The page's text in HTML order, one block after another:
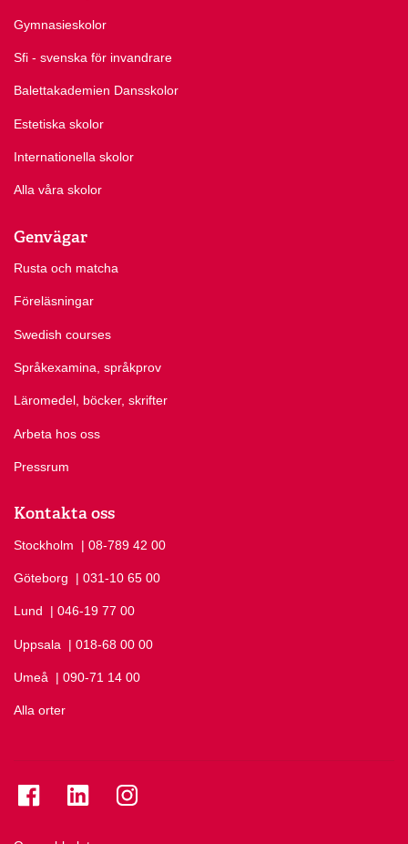
Gymnasieskolor
Sfi - svenska för invandrare
Balettakademien Dansskolor
Estetiska skolor
Internationella skolor
Alla våra skolor
Genvägar
Rusta och matcha
Föreläsningar
Swedish courses
Språkexamina, språkprov
Läromedel, böcker, skrifter
Arbeta hos oss
Pressrum
Kontakta oss
Stockholm Ring Stockholm på
| 08-789 42 00
Göteborg Ring Göteborg på
| 031-10 65 00
Lund Ring Lund på
| 046-19 77 00
Uppsala Ring Uppsala på
| 018-68 00 00
Umeå Ring Umeå på
| 090-71 14 00
Alla orter
Se folkuniversitetet på Facebook
Se folkuniversitetet på LinkedIn